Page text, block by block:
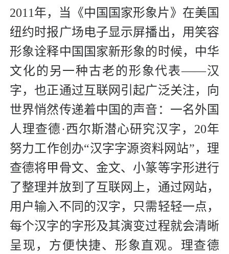
2011年，当《中国国家形象片》在美国
纽约时报广场电子显示屏播出，用笑容
形象诠释中国国家新形象的时候，中华
文化的另一种古老的形象代表——汉
字，也正通过互联网引起广泛关注，向
世界悄然传递着中国的声音：一名外国
人理查德·西尔斯潜心研究汉字，20年
努力工作创办“汉字字源资料网站”，理
查德将甲骨文、金文、小篆等字形进行
了整理并放到了互联网上，通过网站，
用户输入不同的汉字，只需轻轻一点，
每个汉字的字形及其演变过程就会清晰
呈现，方便快捷、形象直观。理查德